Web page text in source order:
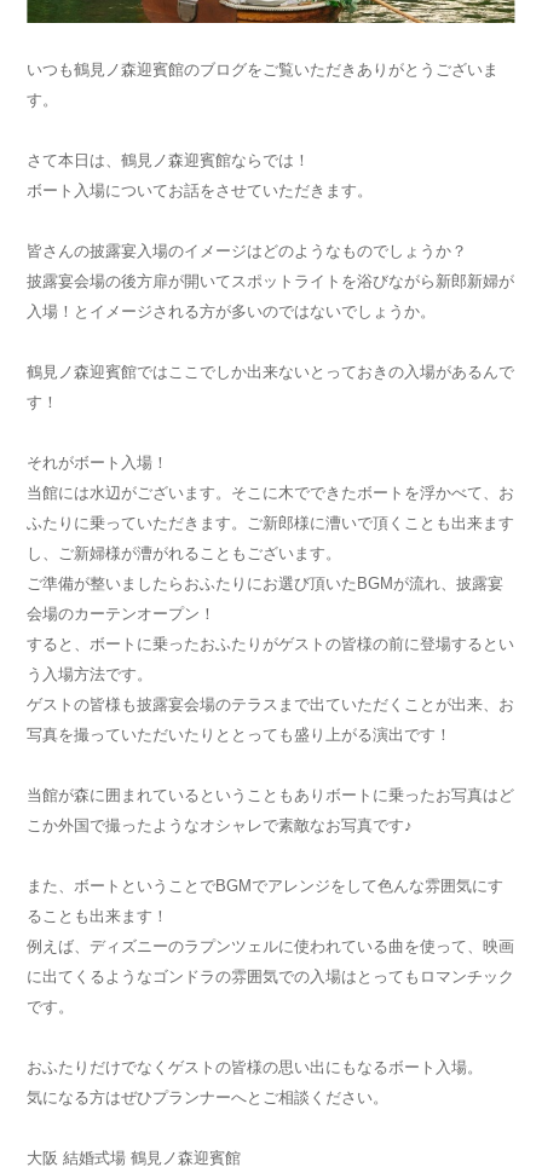
いつも鶴見ノ森迎賓館のブログをご覧いただきありがとうございま
す。
さて本日は、鶴見ノ森迎賓館ならでは！
ボート入場についてお話をさせていただきます。
皆さんの披露宴入場のイメージはどのようなものでしょうか？
披露宴会場の後方扉が開いてスポットライトを浴びながら新郎新婦が
入場！とイメージされる方が多いのではないでしょうか。
鶴見ノ森迎賓館ではここでしか出来ないとっておきの入場があるんで
す！
それがボート入場！
当館には水辺がございます。そこに木でできたボートを浮かべて、お
ふたりに乗っていただきます。ご新郎様に漕いで頂くことも出来ます
し、ご新婦様が漕がれることもございます。
ご準備が整いましたらおふたりにお選び頂いたBGMが流れ、披露宴
会場のカーテンオープン！
すると、ボートに乗ったおふたりがゲストの皆様の前に登場するとい
う入場方法です。
ゲストの皆様も披露宴会場のテラスまで出ていただくことが出来、お
写真を撮っていただいたりととっても盛り上がる演出です！
当館が森に囲まれているということもありボートに乗ったお写真はど
こか外国で撮ったようなオシャレで素敵なお写真です♪
また、ボートということでBGMでアレンジをして色んな雰囲気にす
ることも出来ます！
例えば、ディズニーのラプンツェルに使われている曲を使って、映画
に出てくるようなゴンドラの雰囲気での入場はとってもロマンチック
です。
おふたりだけでなくゲストの皆様の思い出にもなるボート入場。
気になる方はぜひプランナーへとご相談ください。
大阪 結婚式場 鶴見ノ森迎賓館